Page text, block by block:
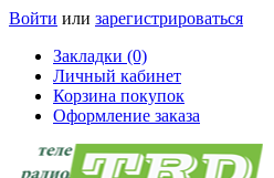
Войти или зарегистрироваться
Закладки (0)
Личный кабинет
Корзина покупок
Оформление заказа